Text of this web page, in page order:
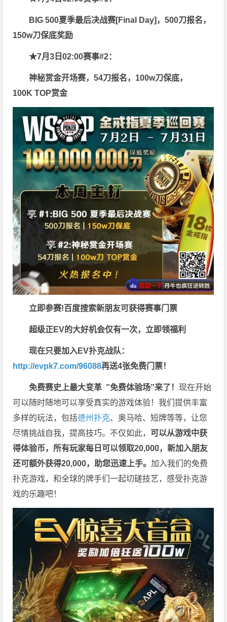
BIG 500夏季最后决战赛[Final Day]，500刀报名，
150w刀保底奖励
★7月3日02:00赛事#2：
神秘赏金开场赛，54刀报名，100w刀保底，
100K TOP赏金
立即参赛!百度搜索新朋友可获得赛事门票
超级正EV的大好机会仅有一次，立即领福利
现在只要加入EV扑克战队：
http://evpk7.com/96088再送4张免费门票！
免费赛史上最大变革 ”免费体验场”来了！现在开始
可以随时随地可以享受真实的游戏体验！我们提供丰富
多样的玩法，包括德州扑克、奥马哈、短牌等等，让您
尽情挑战自我，提高技巧。不仅如此， 可以从游戏中获
得体验币，所有玩家每日可以领取20,000，新加入朋友
还可额外获得20,000，助您迅速上手。加入我们的免费
扑克游戏，和全球的牌手们一起切磋技艺，感受扑克游
戏的乐趣吧！